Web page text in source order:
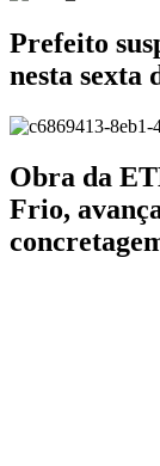
Prefeito
nesta sexta
Obra da
Frio,